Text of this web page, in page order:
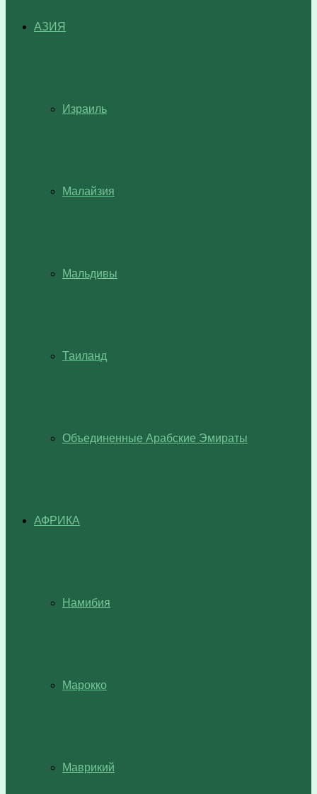
АЗИЯ
Израиль
Малайзия
Мальдивы
Таиланд
Объединенные Арабские Эмираты
АФРИКА
Намибия
Марокко
Маврикий